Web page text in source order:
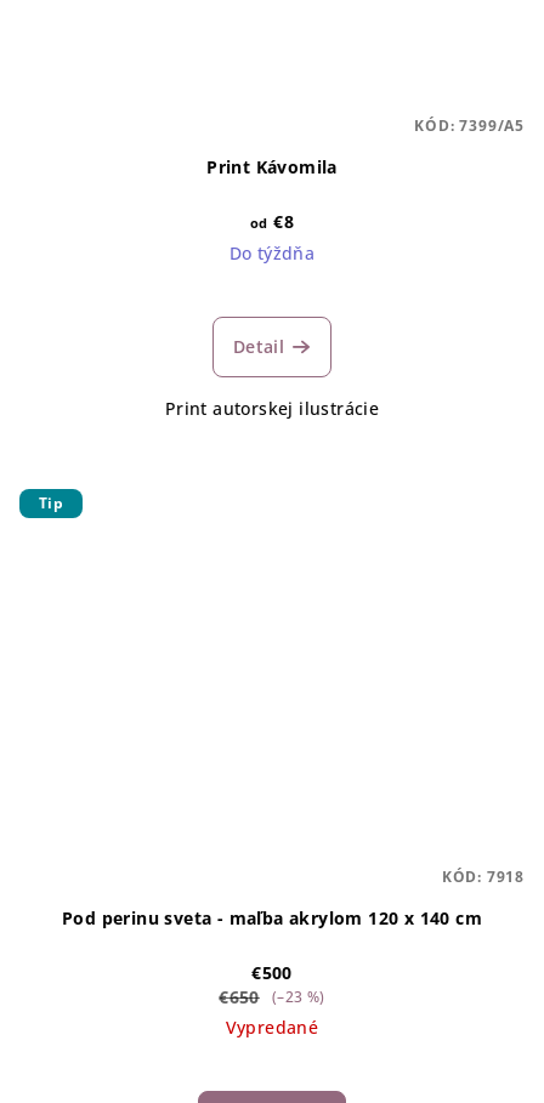
Print Kávomila
od €8
Do týždňa
Detail
Print autorskej ilustrácie
KÓD:7399/A5
Tip
Pod perinu sveta - maľba akrylom 120 x 140 cm
€500
€650 (–23 %)
Vypredané
KÓD: 7918